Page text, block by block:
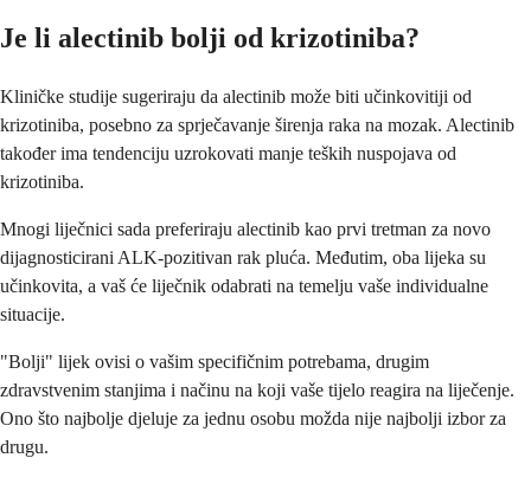
Je li alectinib bolji od krizotiniba?
Kliničke studije sugeriraju da alectinib može biti učinkovitiji od
krizotiniba, posebno za sprječavanje širenja raka na mozak. Alectinib
također ima tendenciju uzrokovati manje teških nuspojava od
krizotiniba.
Mnogi liječnici sada preferiraju alectinib kao prvi tretman za novo
dijagnosticirani ALK-pozitivan rak pluća. Međutim, oba lijeka su
učinkovita, a vaš će liječnik odabrati na temelju vaše individualne
situacije.
"Bolji" lijek ovisi o vašim specifičnim potrebama, drugim
zdravstvenim stanjima i načinu na koji vaše tijelo reagira na liječenje.
Ono što najbolje djeluje za jednu osobu možda nije najbolji izbor za
drugu.